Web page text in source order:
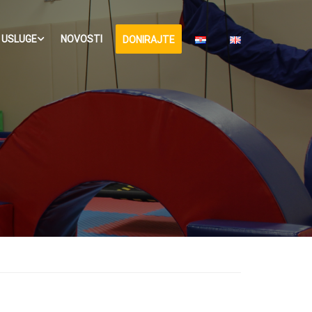
USLUGE NOVOSTI DONIRAJTE